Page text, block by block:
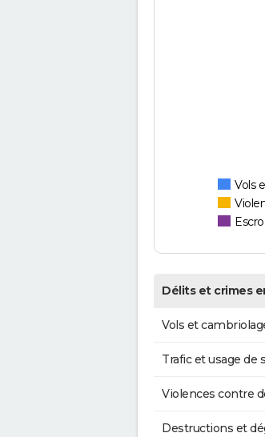
Vols
Délits et crimes
Vols et
Trafic et usage de
Violences contre
Destructions et